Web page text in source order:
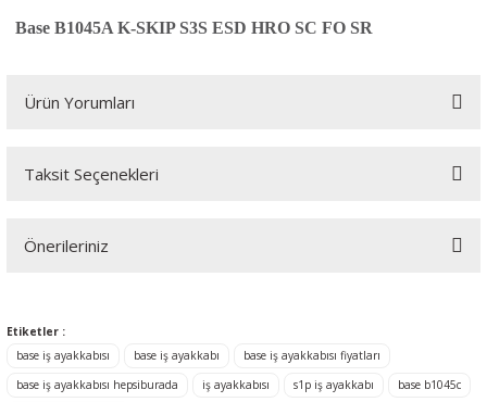
Base B1045A K-SKIP S3S ESD HRO SC FO SR
Ürün Yorumları
Bu ürüne ilk yorumu siz yapın!
Taksit Seçenekleri
Önerileriniz
tarafımıza iletebilirsiniz.
Görüş ve önerileriniz için teşekkür ederiz.
Etiketler :
base iş ayakkabısı
base iş ayakkabı
base iş ayakkabısı fiyatları
base iş ayakkabısı hepsiburada
iş ayakkabısı s1p iş ayakkabı
base b1045c